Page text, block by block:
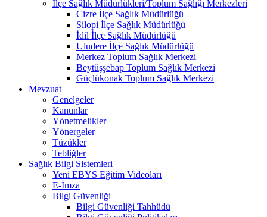
İlçe Sağlık Müdürlükleri/Toplum Sağlığı Merkezleri
Cizre İlçe Sağlık Müdürlüğü
Silopi İlçe Sağlık Müdürlüğü
İdil İlçe Sağlık Müdürlüğü
Uludere İlçe Sağlık Müdürlüğü
Merkez Toplum Sağlık Merkezi
Beytüşşebap Toplum Sağlık Merkezi
Güçlükonak Toplum Sağlık Merkezi
Mevzuat
Genelgeler
Kanunlar
Yönetmelikler
Yönergeler
Tüzükler
Tebliğler
Sağlık Bilgi Sistemleri
Yeni EBYS Eğitim Videoları
E-İmza
Bilgi Güvenliği
Bilgi Güvenliği Tahhüdü